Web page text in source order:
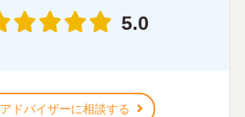
5.0
アドバイザーに相談する